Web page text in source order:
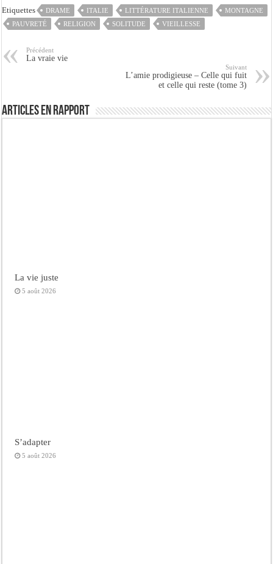
Etiquettes DRAME ITALIE LITTÉRATURE ITALIENNE
MONTAGNE
PAUVRETÉ
RELIGION SOLITUDE VIEILLESSE
Précédent
La vraie vie
Suivant
L’amie prodigieuse – Celle qui fuit
et celle qui reste (tome 3)
Articles en rapport
La vie juste
5 août 2026
S’adapter
5 août 2026